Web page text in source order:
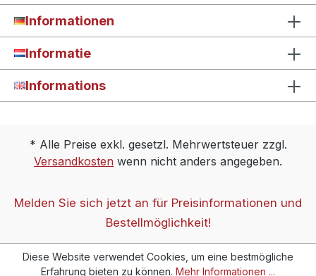
Informationen
Informatie
Informations
* Alle Preise exkl. gesetzl. Mehrwertsteuer zzgl.
Versandkosten wenn nicht anders angegeben.
Melden Sie sich jetzt an für Preisinformationen und
Bestellmöglichkeit!
Diese Website verwendet Cookies, um eine bestmögliche
Erfahrung bieten zu können. Mehr Informationen ...